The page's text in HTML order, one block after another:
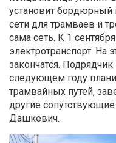
установит бордюрный
сети для трамваев и
сама сеть. К 1
электротранспорт. На
закончатся.
следующем году
трамвайных путей,
другие
Дашкевич.